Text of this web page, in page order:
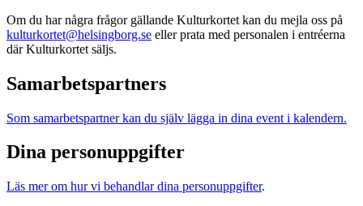
Om du har några frågor gällande Kulturkortet kan du mejla oss på
kulturkortet@helsingborg.se eller prata med personalen i entréerna
där Kulturkortet säljs.
Samarbetspartners
Som samarbetspartner kan du själv lägga in dina event i kalendern.
Dina personuppgifter
Läs mer om hur vi behandlar dina personuppgifter.